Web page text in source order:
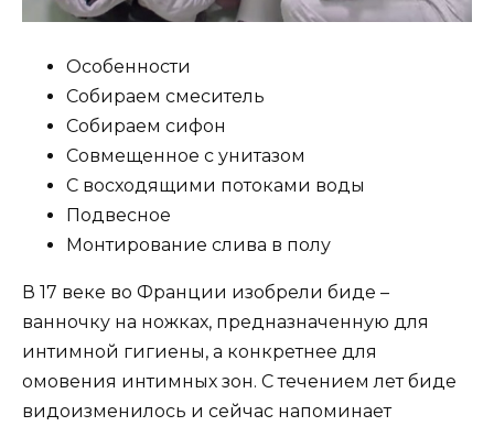
Особенности
Собираем смеситель
Собираем сифон
Совмещенное с унитазом
С восходящими потоками воды
Подвесное
Монтирование слива в полу
В 17 веке во Франции изобрели биде –
ванночку на ножках, предназначенную для
интимной гигиены, а конкретнее для
омовения интимных зон. С течением лет биде
видоизменилось и сейчас напоминает